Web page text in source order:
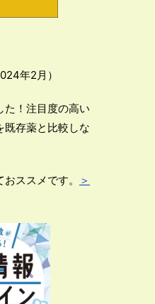
年2月）
た！注目度の高い
存薬と比較しな
ススメです。
＞